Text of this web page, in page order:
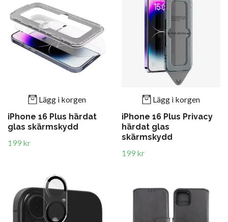
Lägg i korgen
iPhone 16 Plus härdat
glas skärmskydd
199 kr
Lägg i korgen
iPhone 16 Plus Privacy
härdat glas
skärmskydd
199 kr